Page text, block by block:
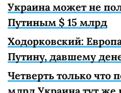
Украина может не
Путиным $ 15 млрд
Ходорковский:
Путину, давшему
Четверть только что